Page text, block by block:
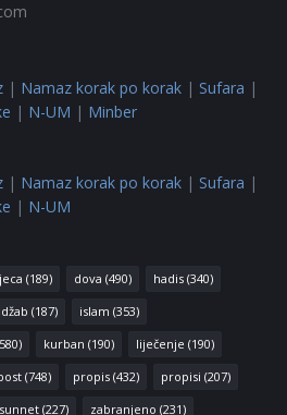
| Namaz korak po korak | Sufara |
| N-UM | Minber
| Namaz korak po korak | Sufara |
| N-UM
(189) dova (490) hadis (340)
(187) islam (353)
kurban (190) liječenje (190)
(748) propis (432) propisi (207)
sunnet (227) zabranjeno (231)